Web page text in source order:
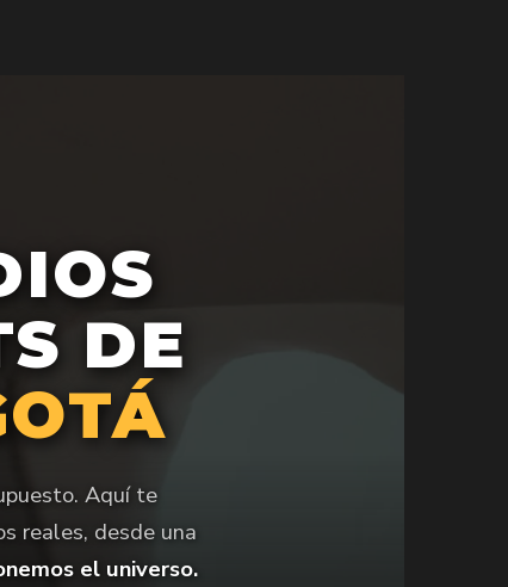
DE
Aquí te
reales, desde una
el universo.